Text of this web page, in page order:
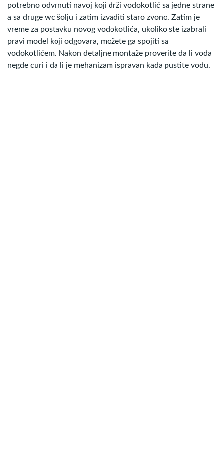
potrebno odvrnuti navoj koji drži vodokotlić sa jedne strane
a sa druge wc šolju i zatim izvaditi staro zvono. Zatim je
vreme za postavku novog vodokotlića, ukoliko ste izabrali
pravi model koji odgovara, možete ga spojiti sa
vodokotlićem. Nakon detaljne montaže proverite da li voda
negde curi i da li je mehanizam ispravan kada pustite vodu.